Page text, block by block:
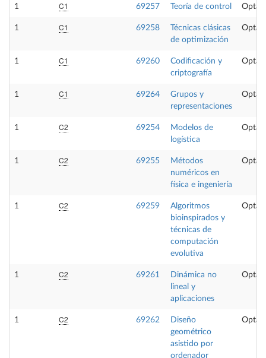
1 C1 69257 Teoría de control
1 C1 69258
Técnicas clásicas
de optimización
1 C1 69260
Codificación y
criptografía
1 C1 69264
Grupos y
representaciones
1 C2 69254
Modelos de
logística
1 C2 69255
Métodos
numéricos en
física e ingeniería
1 C2 69259
Algoritmos
bioinspirados y
técnicas de
computación
evolutiva
1 C2 69261
Dinámica no
lineal y
aplicaciones
1 C2 69262
Diseño
geométrico
asistido por
ordenador